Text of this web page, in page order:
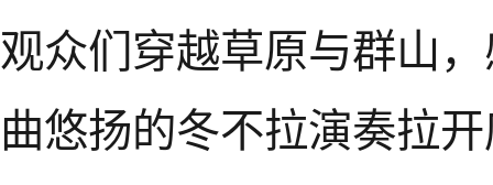
观众们穿越草原与群山
曲悠扬的冬不拉演奏拉